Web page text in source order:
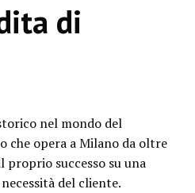
di
nel mondo del
che opera a Milano da oltre
proprio successo su una
del cliente.